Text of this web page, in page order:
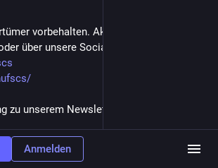
vorbehalten. Aktuelle Informationen
über unsere Social Media Kanäle:
zu unserem Newsletter gerne!
Newsletter findet ihr im Archiv auf
zum Newsletter könnt ihr an
Anmelden